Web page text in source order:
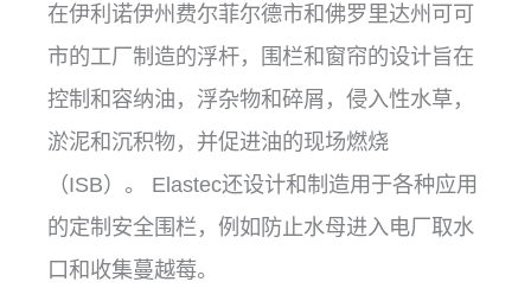
在伊利诺伊州费尔菲尔德市和佛罗里达州可可
市的工厂制造的浮杆，围栏和窗帘的设计旨在
控制和容纳油，浮杂物和碎屑，侵入性水草，
淤泥和沉积物，并促进油的现场燃烧
（ISB）。 Elastec还设计和制造用于各种应用
的定制安全围栏，例如防止水母进入电厂取水
口和收集蔓越莓。